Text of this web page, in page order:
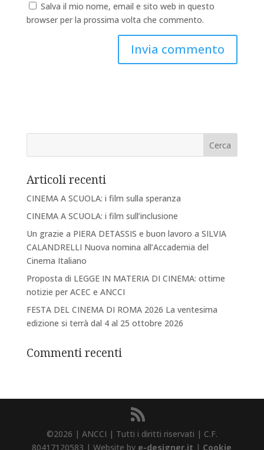
Salva il mio nome, email e sito web in questo
browser per la prossima volta che commento.
Articoli recenti
CINEMA A SCUOLA: i film sulla speranza
CINEMA A SCUOLA: i film sull’inclusione
Un grazie a PIERA DETASSIS e buon lavoro a SILVIA
CALANDRELLI Nuova nomina all’Accademia del
Cinema Italiano
Proposta di LEGGE IN MATERIA DI CINEMA: ottime
notizie per ACEC e ANCCI
FESTA DEL CINEMA DI ROMA 2026 La ventesima
edizione si terrà dal 4 al 25 ottobre 2026
Commenti recenti
©2026 | ANCCI | Tutti i diritti riservati | C.F.
80417120583 | Website by e-designer.it | Cookie